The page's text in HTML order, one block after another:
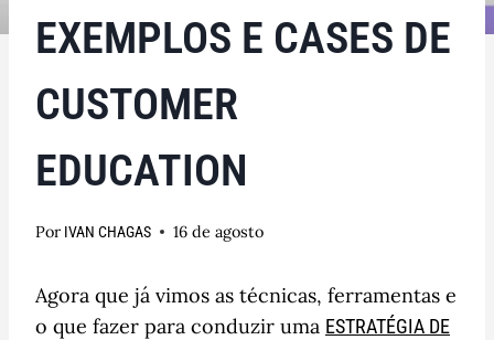
EXEMPLOS E CASES DE
CUSTOMER
EDUCATION
Por IVAN CHAGAS 16 de agosto
Agora que já vimos as técnicas, ferramentas e
o que fazer para conduzir uma ESTRATÉGIA DE